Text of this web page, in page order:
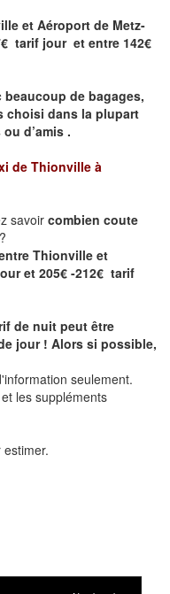
et Aéroport de Metz-
tarif jour et entre 142€
de bagages,
choisi dans la plupart
d’amis .
de Thionville à
savoir combien coute
?
Thionville et
et 205€ -212€ tarif
de nuit peut être
jour ! Alors si possible,
seulement.
les suppléments